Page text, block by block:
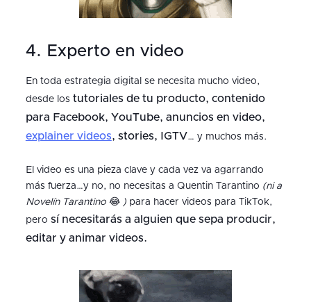
4. Experto en video
En toda estrategia digital se necesita mucho video,
desde los tutoriales de tu producto, contenido
para Facebook, YouTube, anuncios en video,
explainer videos, stories, IGTV… y muchos más.
El video es una pieza clave y cada vez va agarrando
más fuerza…y no, no necesitas a Quentin Tarantino (ni a
Novelín Tarantino 😂 )para hacer videos para TikTok,
pero sí necesitarás a alguien que sepa producir,
editar y animar videos.